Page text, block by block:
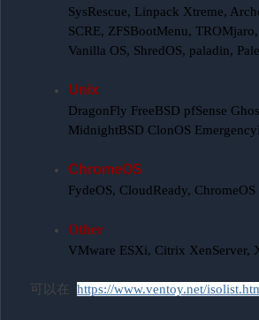
SysRescue, Linpack Xtreme,
SCRE, ZFSBootMenu,
Vanilla OS, ShredOS, paladin,
Unix
DragonFly FreeBSD pfSense
MidnightBSD ClonOS
ChromeOS
FydeOS, CloudReady, ChromeOS
Other
VMware ESXi, Citrix XenServer,
可以在 https://www.ventoy.net/